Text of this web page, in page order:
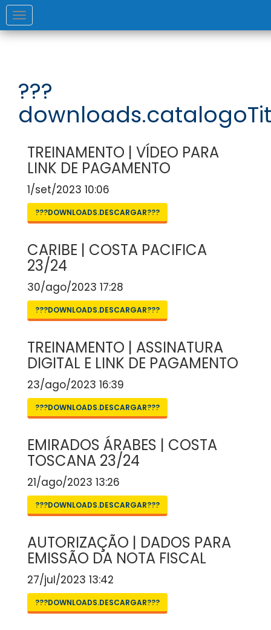
Toggle
navigation
???
TREINAMENTO | VÍDEO PARA
LINK DE PAGAMENTO
1/set/2023 10:06
???DOWNLOADS.DESCARGAR???
CARIBE | COSTA PACIFICA
23/24
30/ago/2023 17:28
???DOWNLOADS.DESCARGAR???
TREINAMENTO | ASSINATURA
DIGITAL E LINK DE PAGAMENTO
23/ago/2023 16:39
???DOWNLOADS.DESCARGAR???
EMIRADOS ÁRABES | COSTA
TOSCANA 23/24
21/ago/2023 13:26
???DOWNLOADS.DESCARGAR???
AUTORIZAÇÃO | DADOS PARA
EMISSÃO DA NOTA FISCAL
27/jul/2023 13:42
???DOWNLOADS.DESCARGAR???